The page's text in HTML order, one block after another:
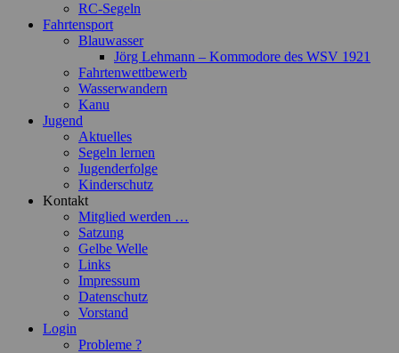
RC-Segeln
Fahrtensport
Blauwasser
Jörg Lehmann – Kommodore des WSV 1921
Fahrtenwettbewerb
Wasserwandern
Kanu
Jugend
Aktuelles
Segeln lernen
Jugenderfolge
Kinderschutz
Kontakt
Mitglied werden …
Satzung
Gelbe Welle
Links
Impressum
Datenschutz
Vorstand
Login
Probleme ?